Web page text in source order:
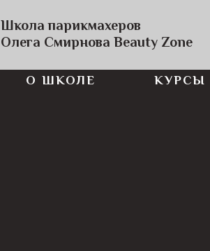
Школа парикмахеров
Олега Смирнова Beauty Zone
О ШКОЛЕ КУРСЫ